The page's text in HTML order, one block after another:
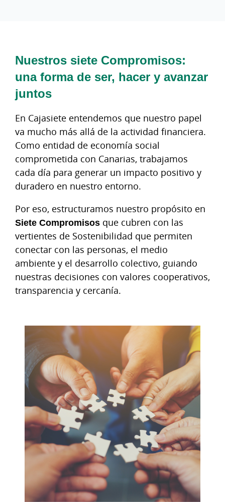
Nuestros siete Compromisos:
una forma de ser, hacer y avanzar
juntos
En Cajasiete entendemos que nuestro papel
va mucho más allá de la actividad financiera.
Como entidad de economía social
comprometida con Canarias, trabajamos
cada día para generar un impacto positivo y
duradero en nuestro entorno.
Por eso, estructuramos nuestro propósito en
Siete Compromisos que cubren con las
vertientes de Sostenibilidad que permiten
conectar con las personas, el medio
ambiente y el desarrollo colectivo, guiando
nuestras decisiones con valores cooperativos,
transparencia y cercanía.